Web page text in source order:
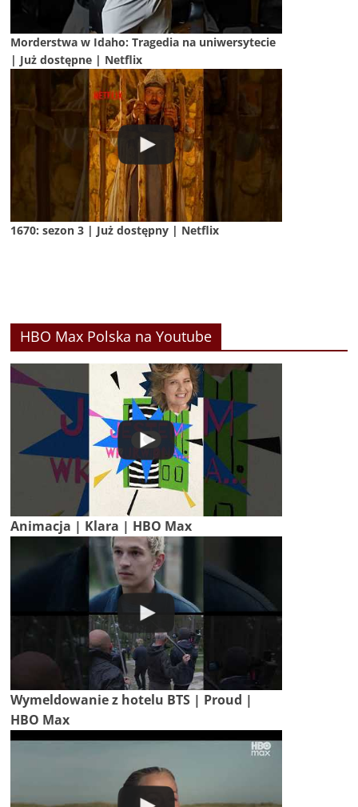
Morderstwa w Idaho: Tragedia na uniwersytecie
| Już dostępne | Netflix
1670: sezon 3 | Już dostępny | Netflix
HBO Max Polska na Youtube
Animacja | Klara | HBO Max
Wymeldowanie z hotelu BTS | Proud |
HBO Max